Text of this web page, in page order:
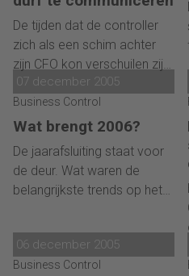
overkoepelend beeld van
alle projcten en
programma's in een bedrijf.
De tijden dat de controller
zich als een schim achter
zijn CFO kon verschuilen zijn
voorbij. Nieuwe regels,
lastige vragen van
accountants en van
controller uit de schaduw te
treden. De vraag is hoe. Op
het tweede Jaarcongres
een antwoord te vinden op
deze vraag.
07 december 2005
Business Control
Wat brengt 2006?
De jaarafsluiting staat voor
de deur. Wat waren de
belangrijkste trends op het
de grote veranderingen voor
het komende jaar? Een
06 december 2005
Business Control